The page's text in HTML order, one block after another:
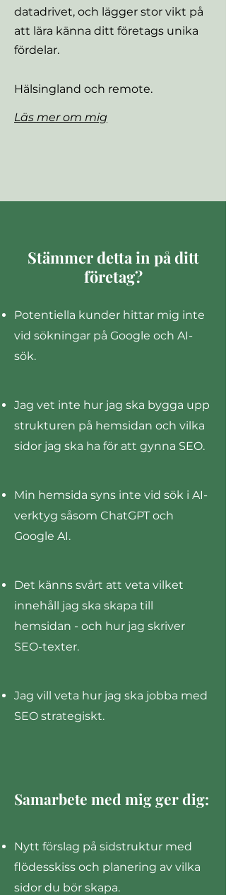
datadrivet, och lägger stor vikt på
att lära känna ditt företags unika
fördelar.
Hälsingland och remote.
Läs mer om mig
Stämmer detta in på ditt
företag?
Potentiella kunder hittar mig inte
vid sökningar på Google och AI-
sök.
Jag vet inte hur jag ska bygga upp
strukturen på hemsidan och vilka
sidor jag ska ha för att gynna SEO.
Min hemsida syns inte vid sök i AI-
verktyg såsom ChatGPT och
Google AI.
Det känns svårt att veta vilket
innehåll jag ska skapa till
hemsidan - och hur jag skriver
SEO-texter.
​Jag vill veta hur jag ska jobba med
SEO strategiskt.
Samarbete med mig ger dig:
Nytt förslag på sidstruktur med
flödesskiss och planering av vilka
sidor du bör skapa.